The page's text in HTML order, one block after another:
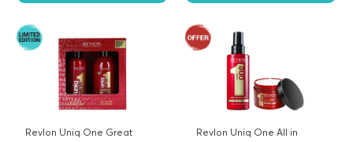
Revlon Uniq One Great
Revlon Uniq One All in